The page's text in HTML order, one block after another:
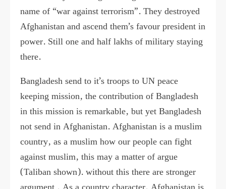
name of “war against terrorism”. They destroyed
Afghanistan and ascend them’s favour president in
power. Still one and half lakhs of military staying
there.
Bangladesh send to it’s troops to UN peace
keeping mission, the contribution of Bangladesh
in this mission is remarkable, but yet Bangladesh
not send in Afghanistan. Afghanistan is a muslim
country, as a muslim how our people can fight
against muslim, this may a matter of argue
(Taliban shown). without this there are stronger